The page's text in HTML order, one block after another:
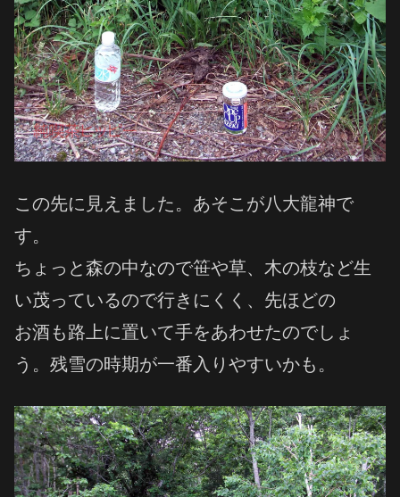
この先に見えました。あそこが八大龍神で
す。
ちょっと森の中なので笹や草、木の枝など生
い茂っているので行きにくく、先ほどの
お酒も路上に置いて手をあわせたのでしょ
う。残雪の時期が一番入りやすいかも。